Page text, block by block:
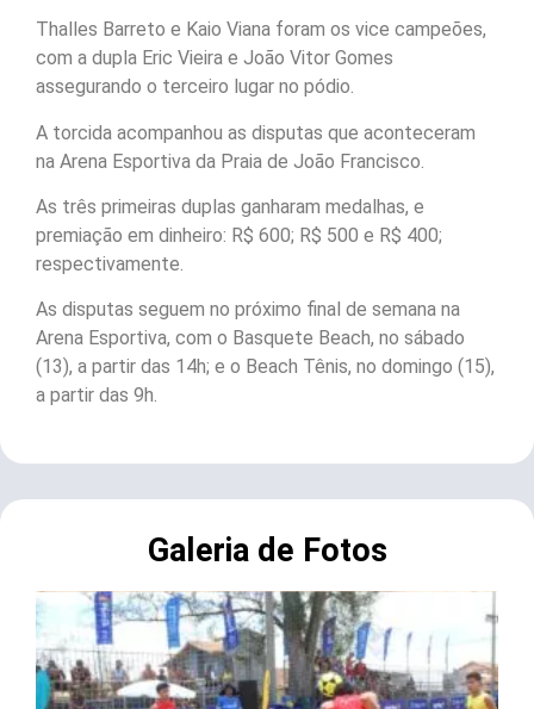
Thalles Barreto e Kaio Viana foram os vice campeões,
com a dupla Eric Vieira e João Vitor Gomes
assegurando o terceiro lugar no pódio.
A torcida acompanhou as disputas que aconteceram
na Arena Esportiva da Praia de João Francisco.
As três primeiras duplas ganharam medalhas, e
premiação em dinheiro: R$ 600; R$ 500 e R$ 400;
respectivamente.
As disputas seguem no próximo final de semana na
Arena Esportiva, com o Basquete Beach, no sábado
(13), a partir das 14h; e o Beach Tênis, no domingo (15),
a partir das 9h.
Galeria de Fotos